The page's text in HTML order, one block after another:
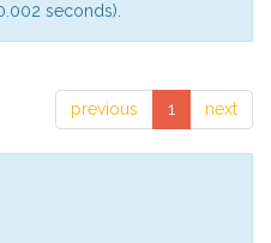
seconds).
previous 1 next